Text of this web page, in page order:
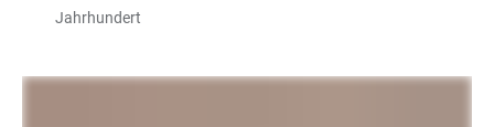
Jahrhundert